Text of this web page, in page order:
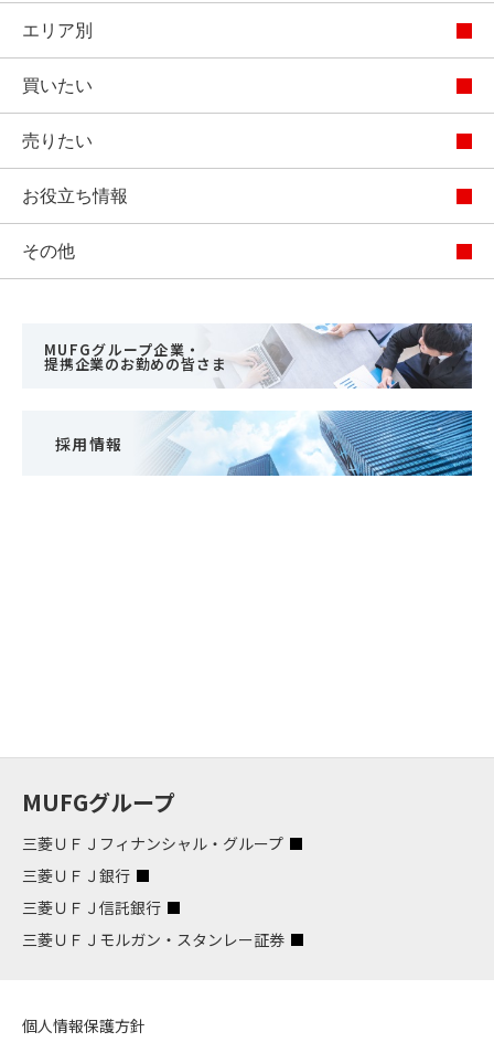
エリア別
買いたい
売りたい
お役立ち情報
その他
MUFGグループ企業・
提携企業のお勤めの皆さま
採用情報
MUFGグループ
三菱ＵＦＪフィナンシャル・グループ
三菱ＵＦＪ銀行
三菱ＵＦＪ信託銀行
三菱ＵＦＪモルガン・スタンレー証券
個人情報保護方針